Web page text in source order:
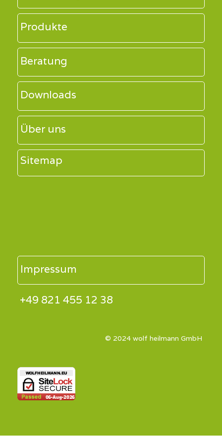
Produkte
Beratung
Downloads
Über uns
Sitemap
Impressum
+49 821 455 12 38
© 2024 wolf heilmann GmbH